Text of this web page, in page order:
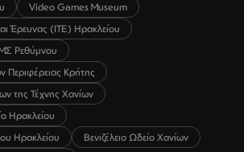
Video Games Museum
Έρευνας (ΙΤΕ) Ηρακλείου
Ρεθύμνου
Κρήτης
της Τέχνης Χανίων
Ηρακλείου
Ηρακλείου
Βενιζέλειο Ωδείο Χανίων